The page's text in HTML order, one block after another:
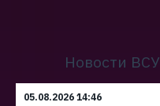
Новости
05.08.2026 14:46